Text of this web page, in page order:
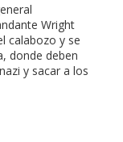
Wright
calabozo y se
donde deben
y sacar a los